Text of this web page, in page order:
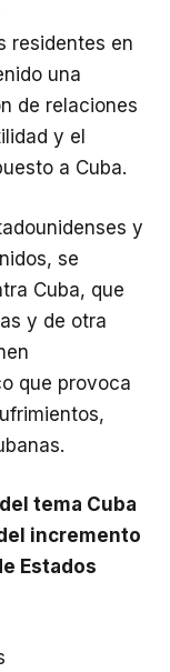
residentes en
una
de relaciones
y el
a Cuba.
y
se
Cuba, que
y de otra
que provoca
tema Cuba
incremento
Estados